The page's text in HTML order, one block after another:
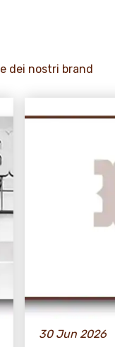
dei nostri brand
30 Jun 2026